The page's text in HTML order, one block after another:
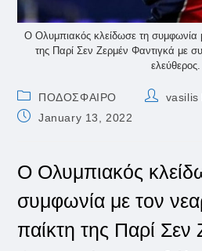
Ο Ολυμπιακός κλείδωσε τη συμφωνία
της Παρί Σεν Ζερμέν Φαντιγκά με
ελεύθερος.
Post
category:
ΠΟΔΟΣΦΑΙΡΟ
Postvasilis
PostJanuary 13, 2022
Ο Ολυμπιακός
συμφωνία με τον
παίκτη της Παρί Σεν